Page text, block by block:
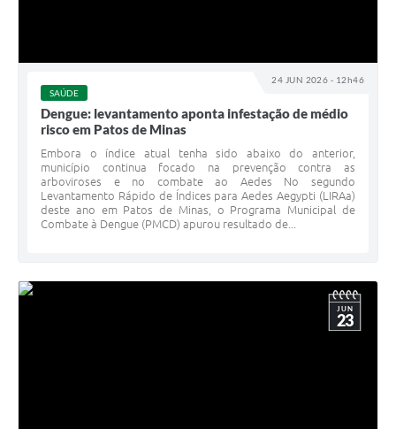
24 JUN 2026 - 12h46
SAÚDE
Dengue: levantamento aponta infestação de médio
risco em Patos de Minas
Embora o índice atual tenha sido abaixo do anterior,
município continua focado na prevenção contra as
arboviroses e no combate ao Aedes No segundo
Levantamento Rápido de Índices para Aedes Aegypti (LIRAa)
deste ano em Patos de Minas, o Programa Municipal de
Combate à Dengue (PMCD) apurou resultado de...
JUN
23